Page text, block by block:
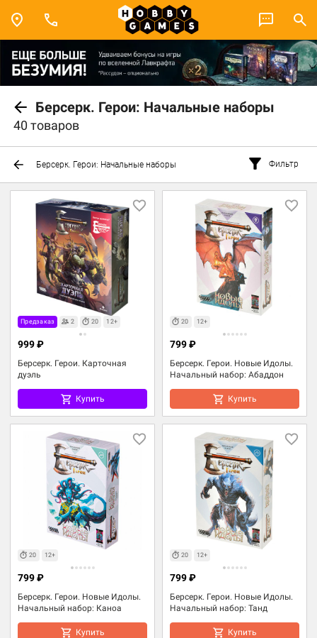
Берсерк. Герои: Начальные наборы
40 товаров
Берсерк. Герои: Начальные наборы Фильтр
Предзаказ 2 20 12+
Берсерк. Герои. Карточная
дуэль
999 ₽
Купить
20 12+
Берсерк. Герои. Новые Идолы.
Начальный набор: Абаддон
799 ₽
Купить
20 12+
Берсерк. Герои. Новые Идолы.
Начальный набор: Каноа
799 ₽
Купить
20 12+
Берсерк. Герои. Новые Идолы.
Начальный набор: Танд
799 ₽
Купить